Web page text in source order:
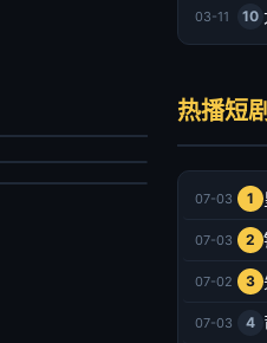
03-11 10
中国大陆
2026-07-03
中国大陆
热播短
07-03 1
07-03 2
07-02 3
07-03 4